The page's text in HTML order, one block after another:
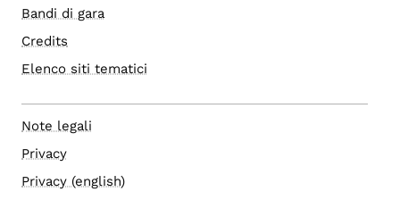
Bandi di gara
Credits
Elenco siti tematici
Note legali
Privacy
Privacy (english)